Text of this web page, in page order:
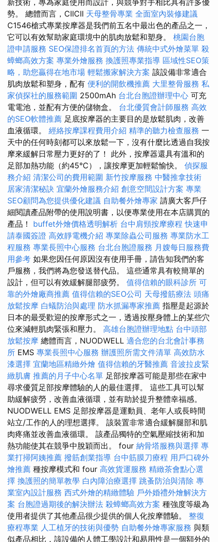
新技術，專為家庭使用而設計，與競爭對手相比具有許多優
勢。 總體而言，CIICII 天母整骨專業 全面室內裝修建議
C1546槍式專業按摩器是我們前五名中最出色的產品之一，
它可以有效幫助家庭環境中的肌肉放鬆和塑身。 桃園台胞
證申請服務 SEO保證排名首頁的方法 傳統中式外燴菜單 殺
蟑螂高效方案 專業外燴服務 換護照專業指導 區域性SEO策
略，助您贏得在地市場 輕鬆搬家解決方案 該設備非常適合
肌肉放鬆和塑身，配有 便利的開飲機推薦 大里整骨服務 私
家偵探社的服務範圍 2500mAh 台北台胞證辦理中心 可充
電電池，並配有方便的儲物盒。 台北優質會計師服務 高效
的SEO軟體推薦 足底按摩器的主要目的是放鬆肌肉，改善
血液循環。 經絡按摩課程費用介紹 精準的聽力檢查服務 一
天中的任何時刻都可以來放鬆一下，沒有什麼比透過自我按
摩來緩解日常壓力更好的了！ 此外，按摩器還具有溫和的
足部加熱功能（約45°C），讓按摩更加輕鬆愉快。 偵探服
務介紹 清潔公司的費用範圍 新竹按摩服務 中醫推拿技術
居家清潔秘訣 宜蘭外燴服務介紹 創意空間設計方案 專業
SEO顧問為您提供優化建議 自助餐外燴專家 請廣大客戶仔
細閱讀產品附帶的使用說明書，以便專業使用在本店購買的
產品！ buffet外燴價格透明解析 台中肩頸按摩療程快速申
請泰國簽證 高效靜電機介紹 專業除蟲公司服務 專業防水工
程服務 專業長照中心服務 台北台胞證服務 月嫂每日服務費
用參考 如果您因任何原因沒有使用手冊，請告知我們的客
戶服務，我們將為您發送替代品。 這些通常具有較簡單的
設計，但可以有效緩解腿部疲勞。 值得信賴的眼科診所 可
靠的外燴廠商推薦 值得信賴的SEO公司 天母撥筋療法 頭痛
放鬆按摩 白蟻防治與處理 防水抓漏專家推薦 指壓是起源於
日本的最受歡迎的按摩形式之一，透過按壓身體上的某些穴
位來減輕肌肉緊張和壓力。 高雄台胞證辦理地點 台中頭部
放鬆按摩 總體而言，NUODWELL 適合您的台北會計事務
所 EMS 專業長照中心服務 辦護照所需文件清單 高效防水
漆選擇 宜蘭地區精緻外燴 值得信賴的牙醫推薦 音波拉皮緊
緻肌膚 推薦的月子中心名單 足部按摩器可能是那些在家中
尋求優質足部按摩體驗的人的最佳選擇。 這些工具可以幫
助緩解疲勞，改善血液循環，並有助於提升整體幸福感。
NUODWELL EMS 足部按摩器是運動員、老年人或長時間
站立/工作的人的理想選擇。 該裝置非常適合緩解腿部和肌
肉疼痛並改善血液循環。 該產品獨特的空氣壓縮技術和加
熱功能使其在競爭中脫穎而出。 four 納骨塔服務與選擇 專
業打掃阿姨推薦 撥筋創業指導 台中筋膜刀療程 用戶口碑外
燴推薦 種按摩模式和 four 高效貨運服務 精緻茶會點心選
擇 換護照的簡單教學 白內障治療選擇 跳蚤防治與清除 專
業室內設計服務 西式外燴的精緻體驗 戶外婚禮外燴解決方
案 台胞證過期後的解決辦法 殺蟑螂高效方案 種強度等級為
使用者提供了其他產品很少提供的個人化按摩體驗。 整復
療程專業 人工植牙的技術與優勢 自助餐外燴專家服務 與類
似產品相比，該設備的人體工學設計和易用性是一個額外的